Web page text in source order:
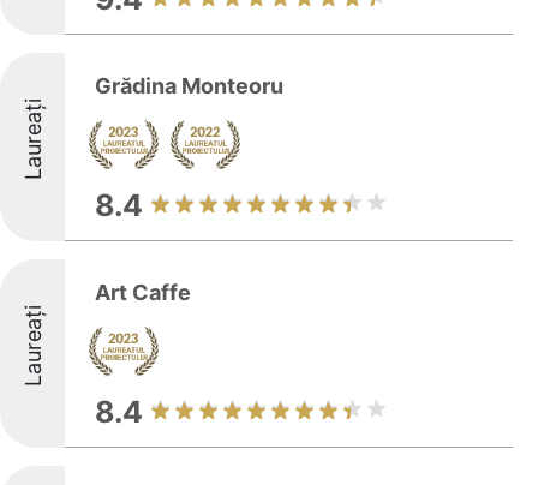
Laureați
Grădina Monteoru
8.4
Laureați
Art Caffe
8.4